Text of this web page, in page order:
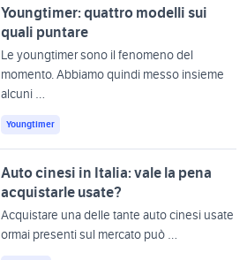
Youngtimer: quattro modelli sui
quali puntare
Le youngtimer sono il fenomeno del
momento. Abbiamo quindi messo insieme
alcuni …
Youngtimer
Auto cinesi in Italia: vale la pena
acquistarle usate?
Acquistare una delle tante auto cinesi usate
ormai presenti sul mercato può …